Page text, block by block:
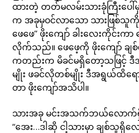
ထားတဲ့ တတ်မလမ်းသားခုံကြီးပေါ်
က အခုမှဝင်လာသော သားဖြစ်
ဖေဖေ” ဖိုးကျော် ခါးလေးကိုင်
လိုက်သည်။ ဖေဖေ့ကို ဖိုးကျော် ခ
ကတည်းက မိခင်မရှိတော့သဖြင့်
မျိုး ဖခင်လိုတစ်မျိုး ဒီအရွယ်ထိရေ
တာ ဖိုးကျော်အသိပါ။
သားအခု မင်းအသက်ဘယ်လောက်ရှိပ
“အေး…ဒါဆို ငါ့သားမှာ ချစ်သူရှိလ